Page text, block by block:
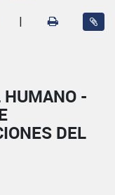
|
HUMANO -
DEL